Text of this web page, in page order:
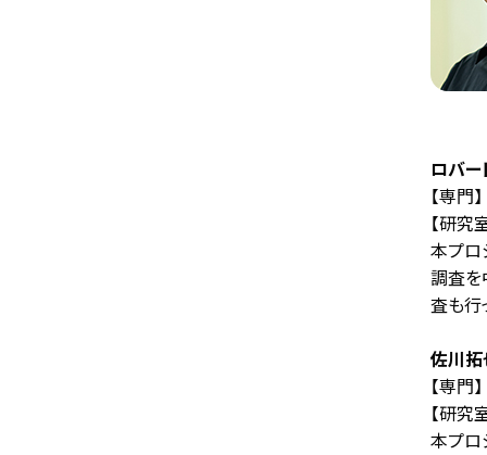
ロバー
【専
【研
本プロ
調査を
査も行
佐川
【専
【研
本プロ